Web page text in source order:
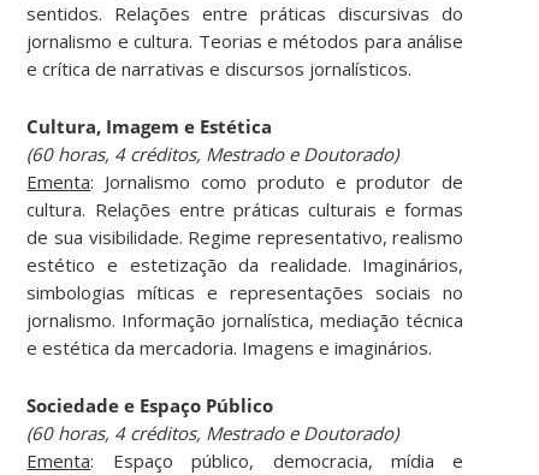
sentidos. Relações entre práticas discursivas do
jornalismo e cultura. Teorias e métodos para análise
e crítica de narrativas e discursos jornalísticos.
Cultura, Imagem e Estética
(60 horas, 4 créditos, Mestrado e Doutorado)
Ementa: Jornalismo como produto e produtor de
cultura. Relações entre práticas culturais e formas
de sua visibilidade. Regime representativo, realismo
estético e estetização da realidade. Imaginários,
simbologias míticas e representações sociais no
jornalismo. Informação jornalística, mediação técnica
e estética da mercadoria. Imagens e imaginários.
Sociedade e Espaço Público
(60 horas, 4 créditos, Mestrado e Doutorado)
Ementa: Espaço público, democracia, mídia e